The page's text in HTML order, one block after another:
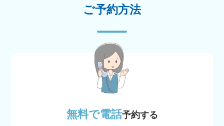
ご予約方法
無料で電話予約する